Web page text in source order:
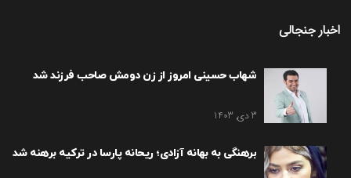
اخبار جنجالی
شهاب حسینی امروز از زن دومش صاحب فرزند شد
3 دی, 1403
برهنگی به بهانه آزادی؛ ریحانه پارسا در ترکیه برهنه شد